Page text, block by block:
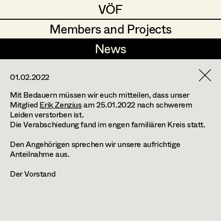
VÖF
VÖF
Members and Projects
Members and Projects
News
News
DE
Suche Log in
Preisträger*innen - Österreichischer
Filmpreis 2024
01.02.2022
Mit Bedauern müssen wir euch mitteilen, dass unser
Mitglied Erik Zenziusam 25.01.2022 nach schwerem
Leiden verstorben ist.
Die Verabschiedung fand im engen familiären Kreis statt.
Den Angehörigen sprechen wir unsere aufrichtige
Anteilnahme aus.
Der Vorstand